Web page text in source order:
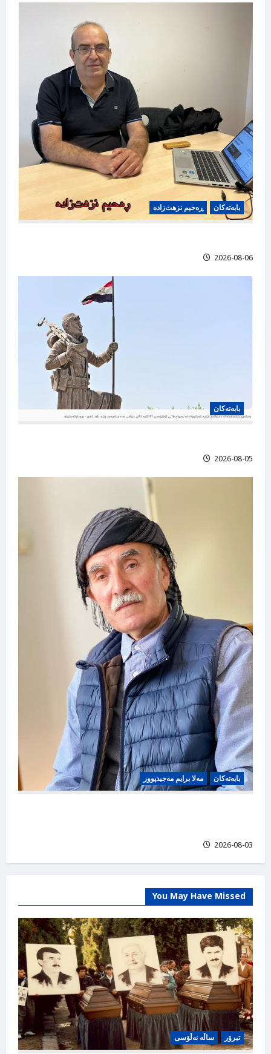
a
t
i
o
n
بابه‌ته‌کان ڕەحیم نزهت‌زاده
2026-08-06
بابه‌ته‌کان
2026-08-05
بابه‌ته‌کان مەلا برایم مەجیدپوور
2026-08-03
You May Have Missed
تیرۆر ساڵە نەڵۆسی